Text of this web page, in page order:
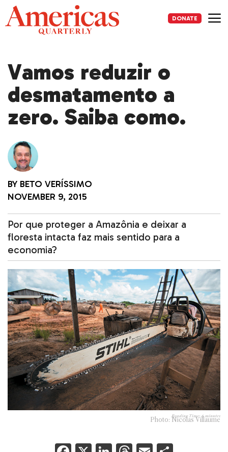
Skip
to
content
DONATE
Vamos reduzir o
desmatamento a
zero. Saiba como.
BY BETO VERÍSSIMO
NOVEMBER 9, 2015
Por que proteger a Amazônia e deixar a
floresta intacta faz mais sentido para a
economia?
Reading Time:6 minutes
Photo: Nicolas Villaume